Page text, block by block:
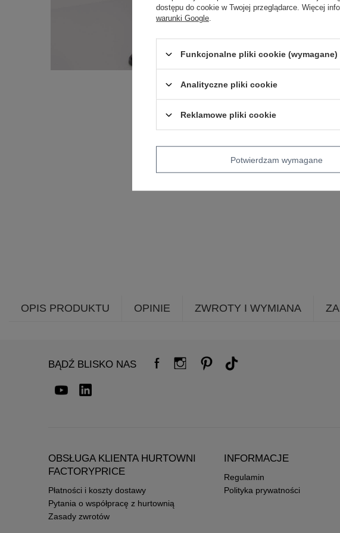
OPIS PRODUKTU OPINIE ZWROTY I WYMIANA
BĄDŹ BLISKO NAS
OBSŁUGA KLIENTA HURTOWNI
FACTORYPRICE
Płatności i koszty dostawy
Pytania o współpracę z hurtownią
Zasady zwrotów
INFORMACJE
Regulamin
Polityka prywatności
dostępu do cookie w Twojej przeglądarce. Więcej
warunki Google
Funkcjonalne pliki cookie (wymagane)
Analityczne pliki cookie
Reklamowe pliki cookie
Potwierdzam wymagane